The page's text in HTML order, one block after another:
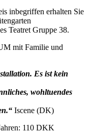
inbegriffen erhalten Sie
Teatret Gruppe 38.
mit Familie und
Es ist kein
wohltuendes
Iscene (DK)
110 DKK